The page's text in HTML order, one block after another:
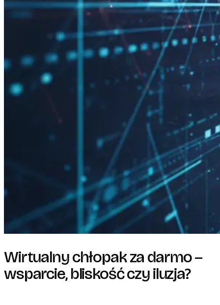
Wirtualny chłopak za darmo –
wsparcie, bliskość czy iluzja?